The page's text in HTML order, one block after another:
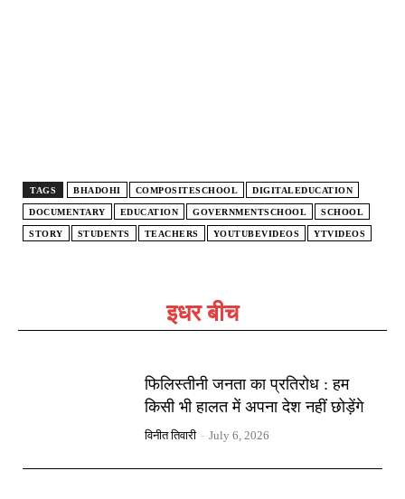
इधर बीच
फिलिस्तीनी जनता का प्रतिरोध : हम
किसी भी हालत में अपना देश नहीं छोड़ेंगे
विनीत तिवारी - July 6, 2026
TAGS BHADOHI COMPOSITESCHOOL DIGITALEDUCATION
DOCUMENTARY EDUCATION GOVERNMENTSCHOOL SCHOOL
STORY STUDENTS TEACHERS YOUTUBEVIDEOS YTVIDEOS